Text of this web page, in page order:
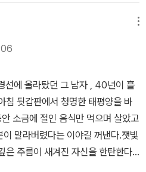
망라한 서사와 고래에 관한 수많은
의 분수공에서 뿜어져 나오는 거대
비딕을 만나 싸우다 덧없이 이슈
몇십 페이지일 뿐이다. 이 또한 얼
친 모든 지식의 분출은 잡힌 고래든
산조각 낸 고래든 그 모든 고래에
각 고래의 운명과는 무관하게 흩어
리카 원주민 최초로 백인에게 항쟁
피쿼드호를 타고 우리 인생의 니
증명하고 시작하고 싶었는지도 모
선 이름은 '피쿼드 호'입니다. 이 배
슈마엘은 특별히 '어떤 일을 하겠
식인종 친구 퀴케그와 함께 찾아
는 그들에게 한 남자는 '저 배는 저
고 이야기합니다. 꺼림칙하기는 해
에 오르는 걸 그만둘만한 사람은 없
원 모집을 끝내고 출항을 준비합니
떠난 배는 자신의 운명도 모른 채
총알 대신에 쓸 수 있는 것이 바다로
에게 명상과 물은 영원히 결합되
해지고 허파를 지나치게 의식하기
릇이 있다'고도하는데,​그는 거대
각을 갖고 있기도 한데, 경이롭고 신
럼 거대한 덩치로 파도를 헤치며 나
키는 형언할 수 없는 위험들과 수
그것이다.​포경선의 일개 선원으로
항지로 가장 유망한 '낸티컷 항구'로
와 한 침대를 쓰게 되는데, 그 작살
라탔던 그 남자 , 40년이 흘
은 주름이 새겨진 자신을 한탄한다.